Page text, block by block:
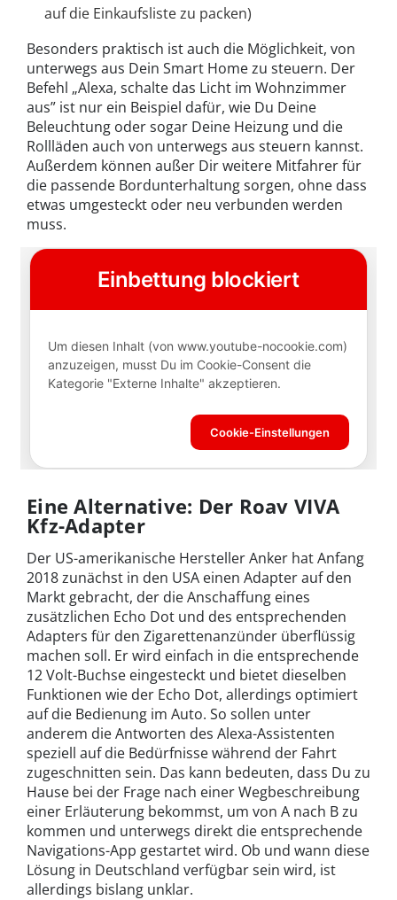
auf die Einkaufsliste zu packen)
Besonders praktisch ist auch die Möglichkeit, von
unterwegs aus Dein Smart Home zu steuern. Der
Befehl „Alexa, schalte das Licht im Wohnzimmer
aus” ist nur ein Beispiel dafür, wie Du Deine
Beleuchtung oder sogar Deine Heizung und die
Rollläden auch von unterwegs aus steuern kannst.
Außerdem können außer Dir weitere Mitfahrer für
die passende Bordunterhaltung sorgen, ohne dass
etwas umgesteckt oder neu verbunden werden
muss.
Eine Alternative: Der Roav VIVA
Kfz-Adapter
Der US-amerikanische Hersteller Anker hat Anfang
2018 zunächst in den USA einen Adapter auf den
Markt gebracht, der die Anschaffung eines
zusätzlichen Echo Dot und des entsprechenden
Adapters für den Zigarettenanzünder überflüssig
machen soll. Er wird einfach in die entsprechende
12 Volt-Buchse eingesteckt und bietet dieselben
Funktionen wie der Echo Dot, allerdings optimiert
auf die Bedienung im Auto. So sollen unter
anderem die Antworten des Alexa-Assistenten
speziell auf die Bedürfnisse während der Fahrt
zugeschnitten sein. Das kann bedeuten, dass Du zu
Hause bei der Frage nach einer Wegbeschreibung
einer Erläuterung bekommst, um von A nach B zu
kommen und unterwegs direkt die entsprechende
Navigations-App gestartet wird. Ob und wann diese
Lösung in Deutschland verfügbar sein wird, ist
allerdings bislang unklar.